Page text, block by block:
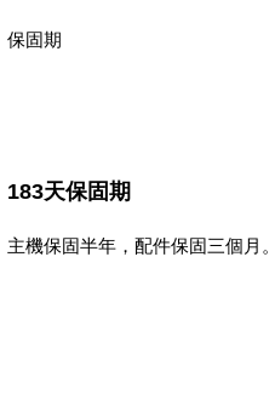
保固期
183天保固期
主機保固半年，配件保固三個月。